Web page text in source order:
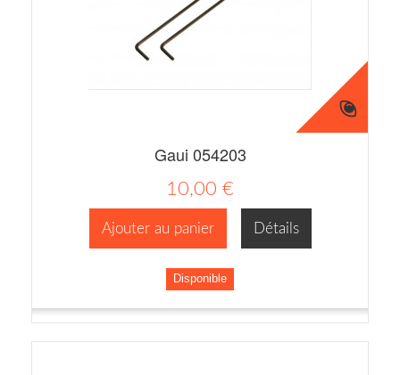
Gaui 054203
10,00 €
Ajouter au panier Détails
Disponible